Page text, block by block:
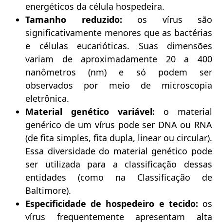
energéticos da célula hospedeira.
Tamanho reduzido: os vírus são
significativamente menores que as bactérias
e células eucarióticas. Suas dimensões
variam de aproximadamente 20 a 400
nanômetros (nm) e só podem ser
observados por meio de microscopia
eletrônica.
Material genético variável: o material
genérico de um vírus pode ser DNA ou RNA
(de fita simples, fita dupla, linear ou circular).
Essa diversidade do material genético pode
ser utilizada para a classificação dessas
entidades (como na Classificação de
Baltimore).
Especificidade de hospedeiro e tecido: os
vírus frequentemente apresentam alta